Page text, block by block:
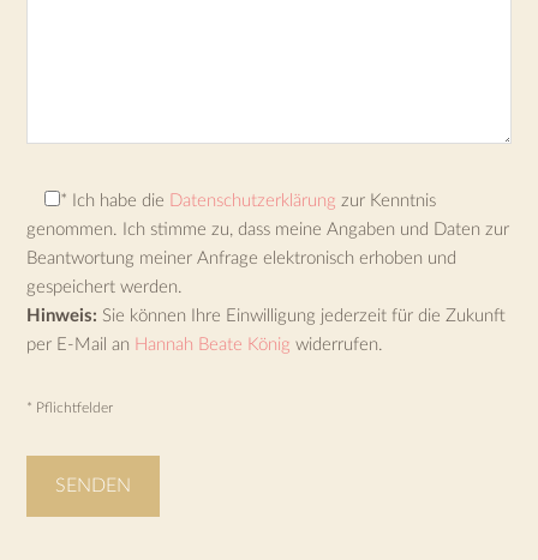
* Ich habe die Datenschutzerklärung zur Kenntnis
genommen. Ich stimme zu, dass meine Angaben und Daten zur
Beantwortung meiner Anfrage elektronisch erhoben und
gespeichert werden.
Hinweis: Sie können Ihre Einwilligung jederzeit für die Zukunft
per E-Mail an Hannah Beate König widerrufen.
* Pflichtfelder